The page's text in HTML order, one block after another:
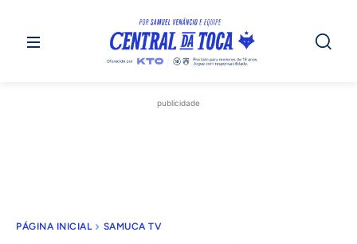
publicidade
PÁGINA INICIAL SAMUCA TV